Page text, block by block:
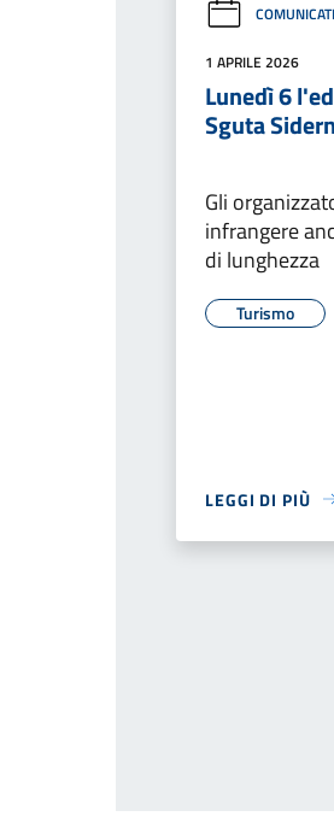
COMUNICATI
1 APRILE 2026
Lunedì 6
Sguta
Gli
infrangere
di lunghezza
Turismo
LEGGI DI PIÙ